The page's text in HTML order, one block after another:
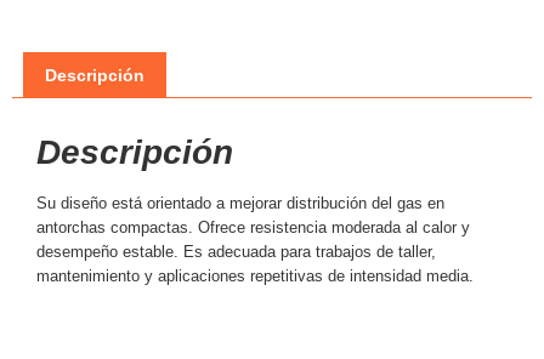
Descripción
Descripción
Su diseño está orientado a mejorar distribución del gas en
antorchas compactas. Ofrece resistencia moderada al calor y
desempeño estable. Es adecuada para trabajos de taller,
mantenimiento y aplicaciones repetitivas de intensidad media.